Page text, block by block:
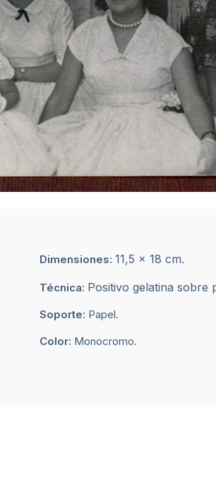
Dimensiones: 11,5 x 18 cm.
Técnica: Positivo gelatina sobre
Soporte: Papel.
Color: Monocromo.